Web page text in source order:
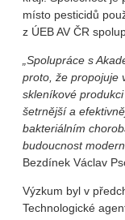
místo pesticidů
z ÚEB AV ČR
„Spolupráce s
proto, že propojuje
skleníkové
šetrnější a
bakteriálním
budoucnost
Bezdínek Václav
Výzkum byl v
Technologické